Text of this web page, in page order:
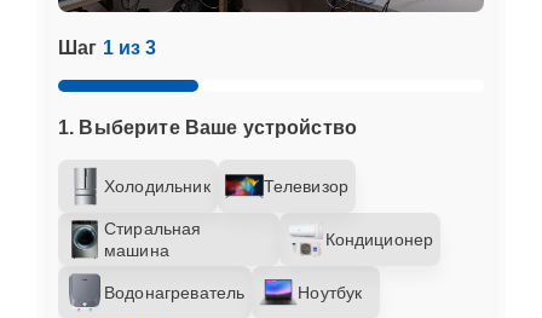
Шаг 1 из 3
1. Выберите Ваше устройство
Холодильник Телевизор
Стиральная
машина
Кондиционер
Водонагреватель
Ноутбук